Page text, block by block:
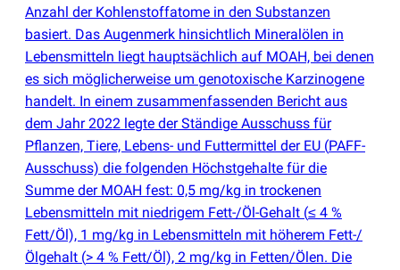
Anzahl der Kohlenstoffatome in den Substanzen
basiert. Das Augenmerk hinsichtlich Mineralölen in
Lebensmitteln liegt hauptsächlich auf MOAH, bei denen
es sich möglicherweise um genotoxische Karzinogene
handelt. In einem zusammenfassenden Bericht aus
dem Jahr 2022 legte der Ständige Ausschuss für
Pflanzen, Tiere, Lebens- und Futtermittel der EU (PAFF-
Ausschuss) die folgenden Höchstgehalte für die
Summe der MOAH fest: 0,5 mg/kg in trockenen
Lebensmitteln mit niedrigem Fett-/Öl-Gehalt (≤ 4 %
Fett/Öl), 1 mg/kg in Lebensmitteln mit höherem Fett-/
Ölgehalt (> 4 % Fett/Öl), 2 mg/kg in Fetten/Ölen. Die